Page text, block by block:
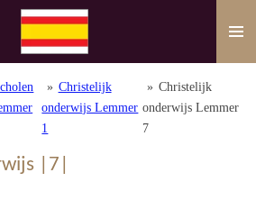
» Christelijk
onderwijs Lemmer
1
» Christelijk
onderwijs Lemmer
7
|7|